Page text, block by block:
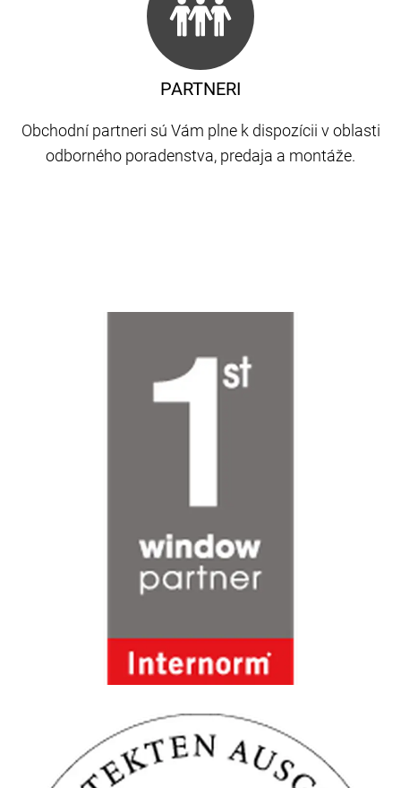
PARTNERI
Obchodní partneri sú Vám plne k dispozícii v oblasti
odborného poradenstva, predaja a montáže.